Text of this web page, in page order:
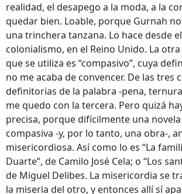
realidad, el desapego a la moda, a la
quedar bien. Loable, porque Gurnah
una trinchera tanzana. Lo hace desde
colonialismo, en el Reino Unido. La
que se utiliza es “compasivo”, cuya
no me acaba de convencer. De las tres
definitorias de la palabra -pena,
me quedo con la tercera. Pero quizá
precisa, porque difícilmente una
compasiva -y, por lo tanto, una obra-,
misericordiosa. Así como lo es “La
Duarte”, de Camilo José Cela; o “Los
de Miguel Delibes. La misericordia se
la miseria del otro, y entonces allí sí